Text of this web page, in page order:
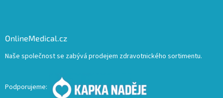
OnlineMedical.cz
Naše společnost se zabývá prodejem zdravotnického sortimentu.
Podporujeme: